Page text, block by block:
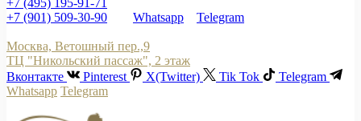
+7 (495) 195-91-71
+7 (901) 509-30-90
Whatsapp Telegram
Москва, Ветошный пер.,9
ТЦ "Никольский пассаж", 2 этаж
Вконтакте
Pinterest X(Twitter) Tik Tok
Telegram
Whatsapp Telegram